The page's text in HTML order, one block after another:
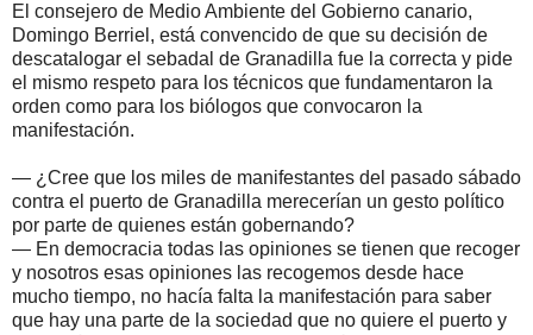
El consejero de Medio Ambiente del Gobierno canario,
Domingo Berriel, está convencido de que su decisión de
descatalogar el sebadal de Granadilla fue la correcta y pide
el mismo respeto para los técnicos que fundamentaron la
orden como para los biólogos que convocaron la
manifestación.
— ¿Cree que los miles de manifestantes del pasado sábado
contra el puerto de Granadilla merecerían un gesto político
por parte de quienes están gobernando?
— En democracia todas las opiniones se tienen que recoger
y nosotros esas opiniones las recogemos desde hace
mucho tiempo, no hacía falta la manifestación para saber
que hay una parte de la sociedad que no quiere el puerto y